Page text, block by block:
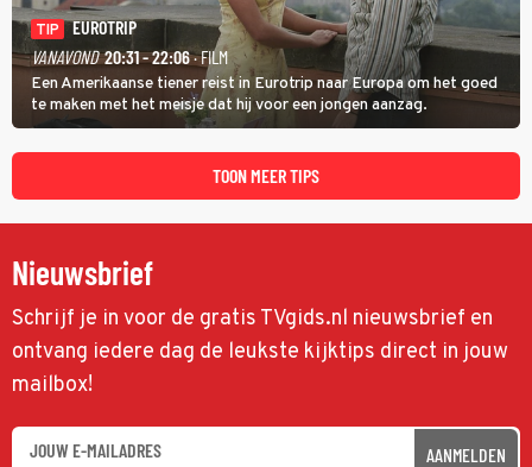
TIP
EUROTRIP
VANAVOND 20:31 - 22:06· FILM
Een Amerikaanse tiener reist in Eurotrip naar Europa om het goed
te maken met het meisje dat hij voor een jongen aanzag.
TOON MEER TIPS
Nieuwsbrief
Schrijf je in voor de gratis TVgids.nl nieuwsbrief en
ontvang iedere dag de leukste kijktips direct in jouw
mailbox!
AANMELDEN